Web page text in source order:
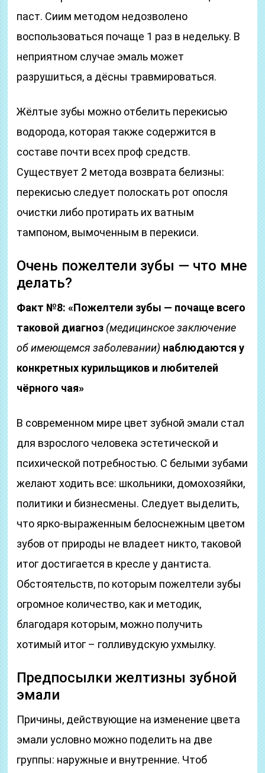
паст. Сиим методом недозволено
воспользоваться почаще 1 раз в недельку. В
неприятном случае эмаль может
разрушиться, а дёсны травмироваться.
Жёлтые зубы можно отбелить перекисью
водорода, которая также содержится в
составе почти всех проф средств.
Существует 2 метода возврата белизны:
перекисью следует полоскать рот опосля
очистки либо протирать их ватным
тампоном, вымоченным в перекиси.
Очень пожелтели зубы — что мне
делать?
Факт №8: «Пожелтели зубы — почаще всего
таковой диагноз (медицинское заключение
об имеющемся заболевании) наблюдаются у
конкретных курильщиков и любителей
чёрного чая»
В современном мире цвет зубной эмали стал
для взрослого человека эстетической и
психической потребностью. С белыми зубами
желают ходить все: школьники, домохозяйки,
политики и бизнесмены. Следует выделить,
что ярко-выраженным белоснежным цветом
зубов от природы не владеет никто, таковой
итог достигается в кресле у дантиста.
Обстоятельств, по которым пожелтели зубы
огромное количество, как и методик,
благодаря которым, можно получить
хотимый итог – голливудскую ухмылку.
Предпосылки желтизны зубной
эмали
Причины, действующие на изменение цвета
эмали условно можно поделить на две
группы: наружные и внутренние. Чтоб